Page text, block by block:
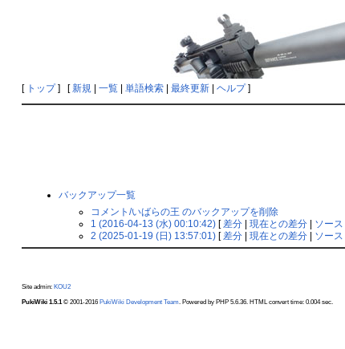
[ トップ] [新規| 一覧| 単語検索| 最終更新| ヘルプ]
バックアップ一覧
コメント/いばらの王 のバックアップを削除
1 (2016-04-13 (水) 00:10:42)[差分| 現在との差分| ソース
2 (2025-01-19 (日) 13:57:01)[差分| 現在との差分| ソース
Site admin: KOU2
PukiWiki 1.5.1© 2001-2016 PukiWiki Development Team. Powered by PHP 5.6.36. HTML convert time: 0.004 sec.